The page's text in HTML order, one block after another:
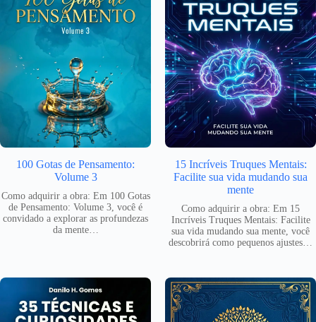
100 Gotas de Pensamento:
Volume 3
Como adquirir a obra: Em 100 Gotas
de Pensamento: Volume 3, você é
convidado a explorar as profundezas
da mente…
15 Incríveis Truques Mentais:
Facilite sua vida mudando sua
mente
Como adquirir a obra: Em 15
Incríveis Truques Mentais: Facilite
sua vida mudando sua mente, você
descobrirá como pequenos ajustes…